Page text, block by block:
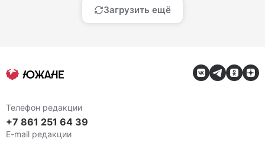
Загрузить ещё
Телефон редакции
+7 861 251 64 39
E-mail редакции